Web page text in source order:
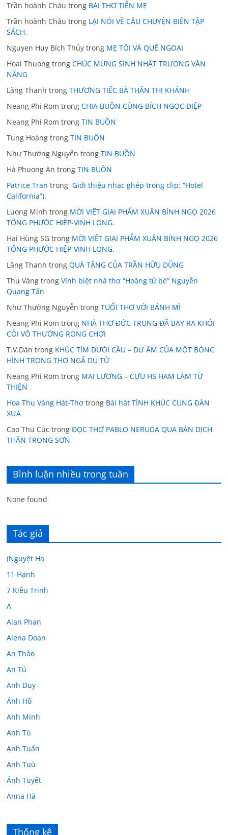
Trần hoành Cháu trong BÀI THƠ TIỄN MẸ
Trần hoành Châu trong LẠI NÓI VỀ CÂU CHUYỆN BIÊN TẬP
SÁCH.
Nguyen Huy Bích Thủy trong MẸ TÔI VÀ QUÊ NGOẠI
Hoai Thuong trongCHÚC MỪNG SINH NHẬT TRƯƠNG VĂN
NĂNG
Lãng Thanh trongTHƯƠNG TIẾC BÀ THÂN THỊ KHÁNH
Neang Phi Rom trongCHIA BUỒN CÙNG BÍCH NGỌC DIỆP
Neang Phi Rom trongTIN BUỒN
Tung Hoàng trongTIN BUỒN
Như Thường Nguyễn trongTIN BUỒN
Hà Phuong An trongTIN BUỒN
Patrice Tran trong Giới thiệu nhạc ghép trong clip: “Hotel
California”).
Luong Minh trong MỜI VIẾT GIAI PHẨM XUÂN BÍNH NGỌ 2026
TỐNG PHƯỚC HIỆP-VINH LONG.
Hai Hùng SG trong MỜI VIẾT GIAI PHẨM XUÂN BÍNH NGỌ 2026
TỐNG PHƯỚC HIỆP-VINH LONG.
Lãng Thanh trongQUÀ TẶNG CỦA TRẦN HỮU DŨNG
Thu Vàng trongVĩnh biệt nhà thơ “Hoàng tử bé” Nguyễn
Quang Tấn
Như Thường Nguyễn trongTUỔI THƠ VỚI BÁNH MÌ
Neang Phi Rom trong NHÀ THƠ ĐỨC TRUNG ĐÃ BAY RA KHỎI
CÕI VÔ THƯỜNG RONG CHƠI
T.V.Dân trong KHÚC TÍM DƯỚI CẦU – DƯ ÂM CỦA MỘT BÓNG
HÌNH TRONG THƠ NGÃ DU TỬ
Neang Phi Rom trong MAI LƯƠNG – CỰU HS HAM LÀM TỪ
THIỆN
Hoa Thu Vàng Hát-Thơ trong Bài hát TÌNH KHÚC CUNG ĐÀN
XƯA
Cao Thu Cúc trongĐỌC THƠ PABLO NERUDA QUA BẢN DỊCH
THÂN TRONG SƠN
Bình luận nhiều trong tuần
None found
Tác giả
(Nguyệt Hạ
11 Hạnh
7 Kiều Trinh
A
Alan Phan
Alena Doan
An Thảo
An Tú
Anh Duy
Ánh Hồ
Anh Minh
Anh Tú
Anh Tuấn
Anh Tuù
Ánh Tuyết
Anna Hà
Âu Tú Vân
Thống kê